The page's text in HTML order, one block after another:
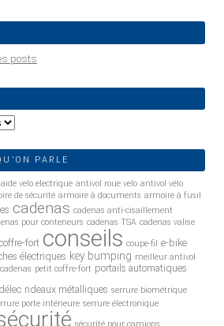
posts
PARLE
aide velo electrique antivol roue velo antivol vélo
de sécurité armoire à documents armoire à fusil
cadenas cadenas anti-cisaillement
pour conteneurs cadenas TSA cadenas valise
fort conseils coupe-fil
e-bike
électriques key bumping meilleur antivol
petit coffre-fort portails automatiques
rideaux métalliques serrure biométrique
porte intérieure serrure électronique